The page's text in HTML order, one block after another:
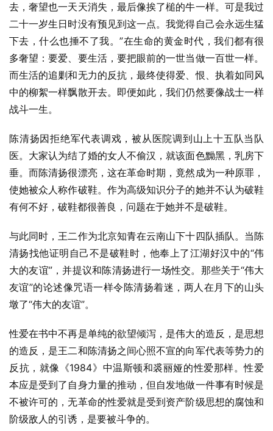
去，奢望也一天天消失，最后像挨了槌的牛一样。可是我过
二十一岁生日时没有预见到这一点。我觉得自己会永远生猛
下去，什么也捶不了我。”在生命的黄金时代，我们都有很
多奢望：要爱、要生活，要把眼前的一世当做一百世一样。
而生活的追剿和无力的反抗，最终使得爱、恨、执着如同风
中的柳絮一样飘散开去。即便如此，我们仍然要像战士一样
战斗一生。
陈清扬因拒绝军代表调戏，被从医院调到山上十五队当队
医。大家认为结了婚的女人不偷汉，就该面色黝黑，乳房下
垂。而陈清扬很漂亮，这在革命时期，竟然成为一种原罪，
使她被众人称作破鞋。作为高级知识分子的她并不认为破鞋
有何不好，破鞋都很善良，问题在于她并不是破鞋。
与此同时，王二作为北京知青在云南山下十四队插队。当陈
清扬找他证明自己不是破鞋时，他奉上了江湖好汉中的“伟
大的友谊”，并提议和陈清扬进行一场性交。那些关于“伟大
友谊”的论述像咒语一样令陈清扬着迷，两人在月下的山头
墩了“伟大的友谊”。
性爱在书中不再是单纯的欲望倾泻，是伟大的造反，是思想
的造反，是王二和陈清扬之间心照不宣的向军代表等势力的
反抗，就像《1984》中温斯顿和裘丽娅的性爱那样。性爱
本应是受到了自身力量的推动，但自发地做一件事有时候是
不被许可的，无革命的性爱就是受到资产阶级思想的腐蚀和
阶级敌人的引诱，是要被斗争的。